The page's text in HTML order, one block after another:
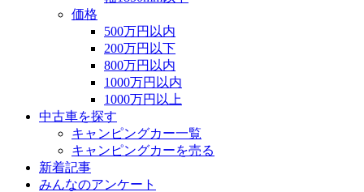
価格
500万円以内
200万円以下
800万円以内
1000万円以内
1000万円以上
中古車を探す
キャンピングカー一覧
キャンピングカーを売る
新着記事
みんなのアンケート